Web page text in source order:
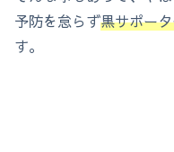
予防を怠らず黒サポー
す。